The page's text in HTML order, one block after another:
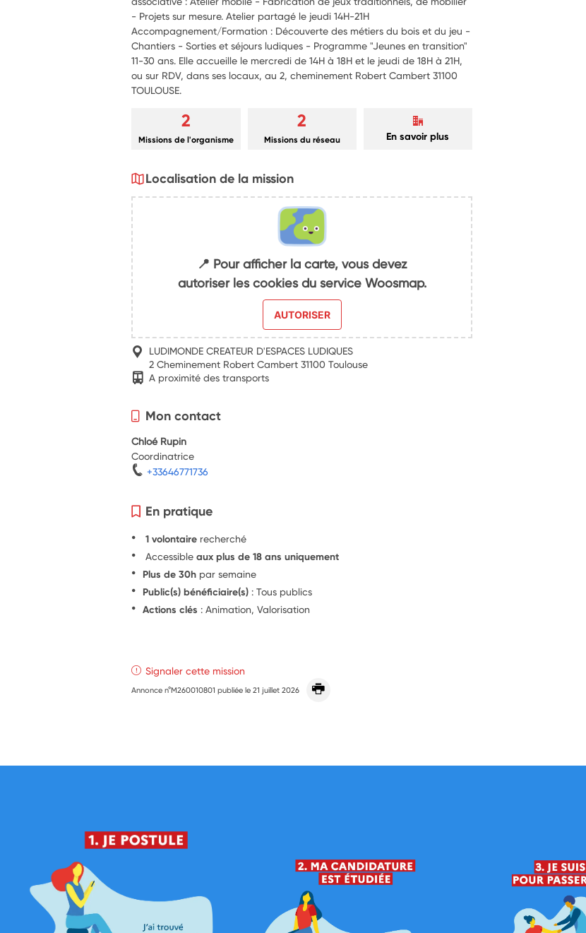
- Projets sur mesure. Atelier partagé le jeudi 14H-21H
Accompagnement/Formation : Découverte des métiers du bois et du jeu -
Chantiers - Sorties et séjours ludiques - Programme "Jeunes en transition"
11-30 ans. Elle accueille le mercredi de 14H à 18H et le jeudi de 18H à 21H,
ou sur RDV, dans ses locaux, au 2, cheminement Robert Cambert 31100
TOULOUSE.
2
Missions de l'organisme
2
Missions du réseau En savoir plus
Localisation de la mission
📍 Pour afficher la carte, vous devez
autoriser les cookies du service Woosmap.
AUTORISER
LUDIMONDE CREATEUR D'ESPACES LUDIQUES
2 Cheminement Robert Cambert 31100 Toulouse
A proximité des transports
Mon contact
Chloé Rupin
Coordinatrice
+33646771736
En pratique
1 volontaire recherché
Accessibleaux plus de 18 ans uniquement
Plus de 30h par semaine
Public(s) bénéficiaire(s) : Tous publics
Actions clés : Animation, Valorisation
Signaler cette mission
Annonce n°M260010801 publiée le21 juillet 2026